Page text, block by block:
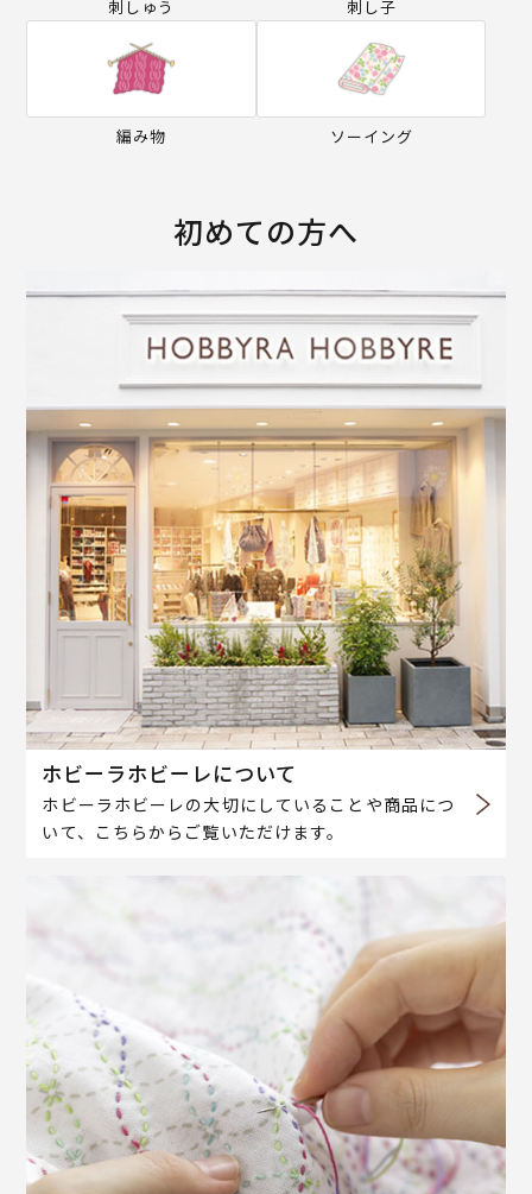
刺しゅう 刺し子
編み物 ソーイング
初めての方へ
ホビーラホビーレについて
ホビーラホビーレの大切にしていることや商品につ
いて、こちらからご覧いただけます。